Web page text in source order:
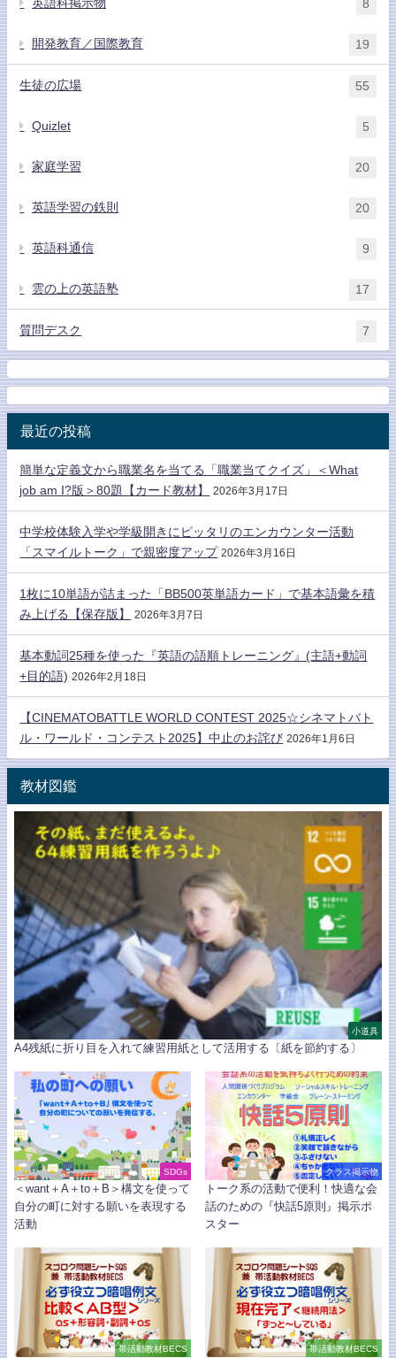
8
開発教育／国際教育 19
生徒の広場 55
Quizlet 5
家庭学習 20
英語学習の鉄則 20
英語科通信 9
雲の上の英語塾 17
質問デスク 7
最近の投稿
簡単な定義文から職業名を当てる「職業当てクイズ」＜What
job am I?版＞80題【カード教材】
2026年3月17日
中学校体験入学や学級開きにピッタリのエンカウンター活動
「スマイルトーク」で親密度アップ 2026年3月16日
1枚に10単語が詰まった「BB500英単語カード」で基本語彙を積
み上げる【保存版】
2026年3月7日
基本動詞25種を使った『英語の語順トレーニング』(主語+動詞
+目的語) 2026年2月18日
【CINEMATOBATTLE WORLD CONTEST 2025☆シネマトバト
ル・ワールド・コンテスト2025】中止のお詫び 2026年1月6日
教材図鑑
小道具
A4残紙に折り目を入れて練習用紙として活用する〔紙を節約する〕
SDGs
＜want＋A＋to＋B＞構文を使って
自分の町に対する願いを表現する
活動
クラス掲示物
トーク系の活動で便利！快適な会
話のための『快話5原則』掲示ポ
スター
帯活動教材BECS 帯活動教材BECS